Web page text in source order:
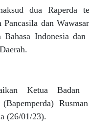
dua Raperda
dan
Bahasa Indonesia
Ketua Badan
(26/01/23).